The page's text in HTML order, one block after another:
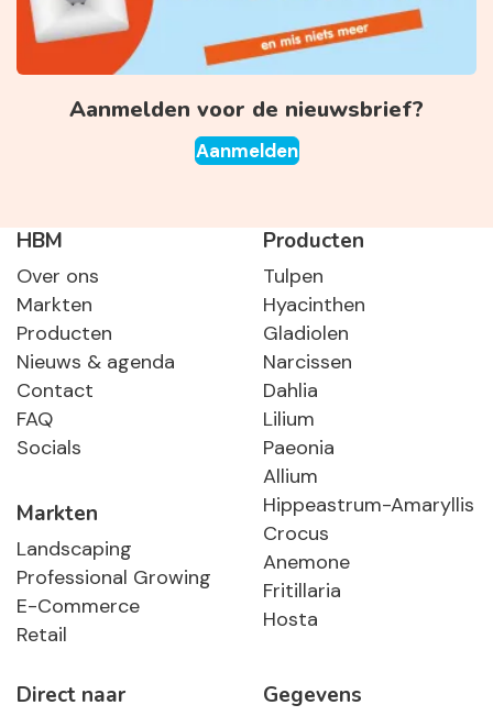
Aanmelden voor de nieuwsbrief?
Aanmelden
HBM
Over ons
Markten
Producten
Nieuws & agenda
Contact
FAQ
Socials
Markten
Landscaping
Professional Growing
E-Commerce
Retail
Producten
Tulpen
Hyacinthen
Gladiolen
Narcissen
Dahlia
Lilium
Paeonia
Allium
Hippeastrum-Amaryllis
Crocus
Anemone
Fritillaria
Hosta
Direct naar Gegevens